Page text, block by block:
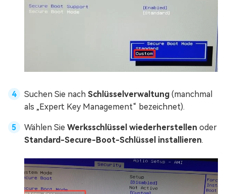
Suchen Sie nach Schlüsselverwaltung (manchmal
als „Expert Key Management“ bezeichnet).
Wählen Sie Werksschlüssel wiederherstellen oder
Standard-Secure-Boot-Schlüssel installieren.